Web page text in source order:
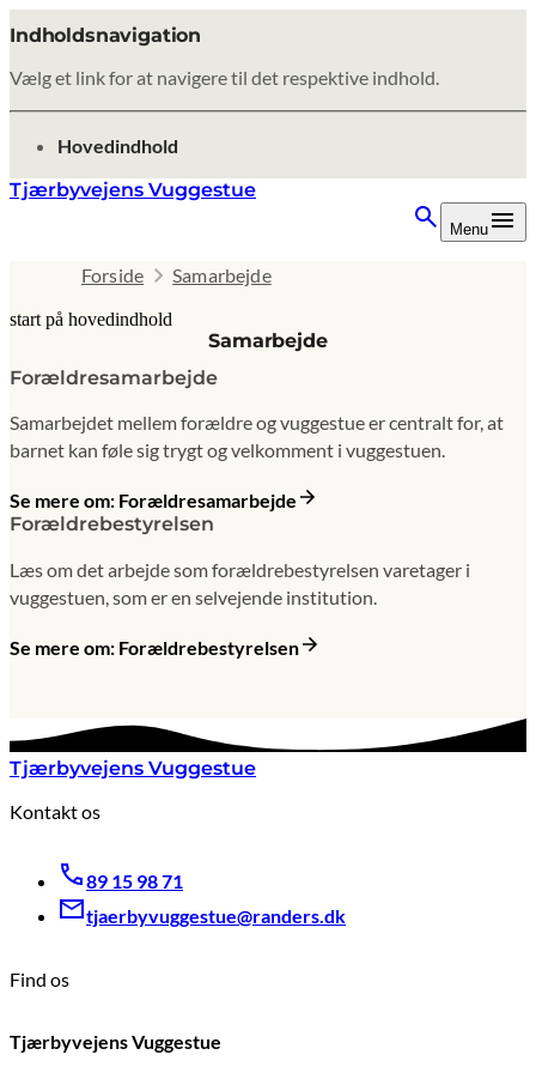
Indholdsnavigation
Vælg et link for at navigere til det respektive indhold.
gå til
Hovedindhold
Tjærbyvejens Vuggestue
Menu
Forside Samarbejde
start på hovedindhold
Samarbejdesenest opdateret 9. februar 2026
Forældresamarbejde
Samarbejdet mellem forældre og vuggestue er centralt for, at
barnet kan føle sig trygt og velkomment i vuggestuen.
Se mere om: Forældresamarbejde
Forældrebestyrelsen
Læs om det arbejde som forældrebestyrelsen varetager i
vuggestuen, som er en selvejende institution.
Se mere om: Forældrebestyrelsen
Tjærbyvejens Vuggestue
Kontakt os
89 15 98 71
tjaerbyvuggestue@randers.dk
Find os
Tjærbyvejens Vuggestue